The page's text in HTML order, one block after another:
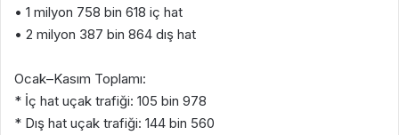
• 1 milyon 758 bin 618 iç hat
• 2 milyon 387 bin 864 dış hat
Ocak–Kasım Toplamı:
* İç hat uçak trafiği: 105 bin 978
* Dış hat uçak trafiği: 144 bin 560